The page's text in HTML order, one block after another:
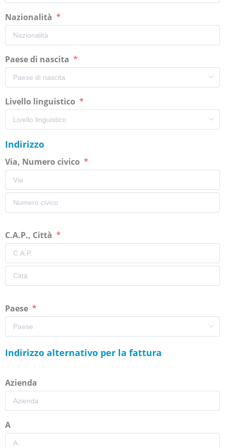
Nazionalità
Paese di nascita
Livello linguistico
Indirizzo
Via, Numero civico
C.A.P., Città
Paese
Indirizzo alternativo per la fattura
Azienda
A